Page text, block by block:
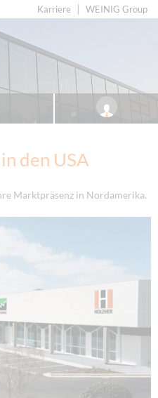
Karriere WEINIG Group
den USA
Marktpräsenz in Nordamerika.